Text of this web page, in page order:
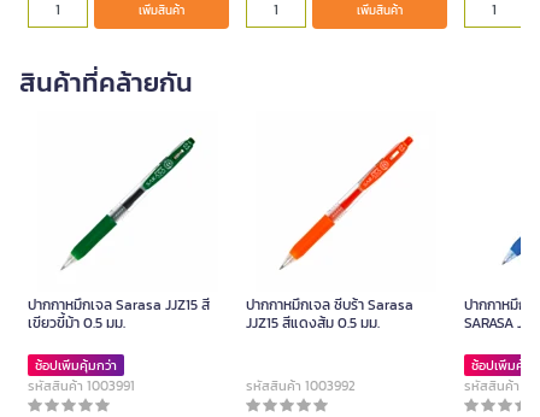
เพิ่มสินค้า เพิ่มสินค้า
สินค้าที่คล้ายกัน
ปากกาหมึกเจล Sarasa JJZ15 สี
เขียวขี้ม้า 0.5 มม.
ช้อปเพิ่มคุ้มกว่า
รหัสสินค้า 1003991
ปากกาหมึกเจล ซีบร้า Sarasa
JJZ15 สีแดงส้ม 0.5 มม.
รหัสสินค้า 1003992
ปากกาหมึกเ
SARASA
ช้อปเพิ่มคุ้ม
รหัสสินค้า